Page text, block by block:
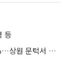
등
美 클래리티 법안 연내 통과 가능성 13%…상원 문턱서 제동